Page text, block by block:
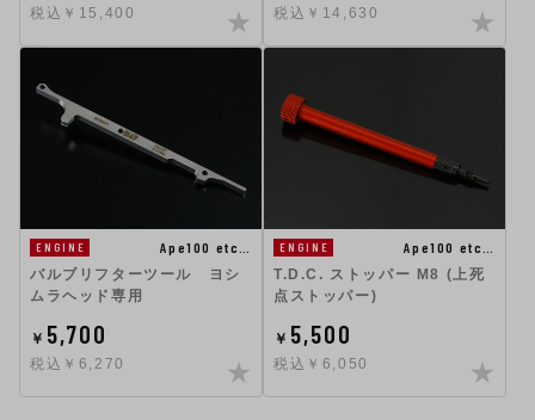
税込￥15,400 税込￥14,630
ENGINE
Ape100 etc…
バルブリフターツール ヨシ
ムラヘッド専用
￥ 5,700
税込￥6,270
ENGINE
Ape100 etc…
T.D.C. ストッパー M8 (上死
点ストッパー)
￥ 5,500
税込￥6,050